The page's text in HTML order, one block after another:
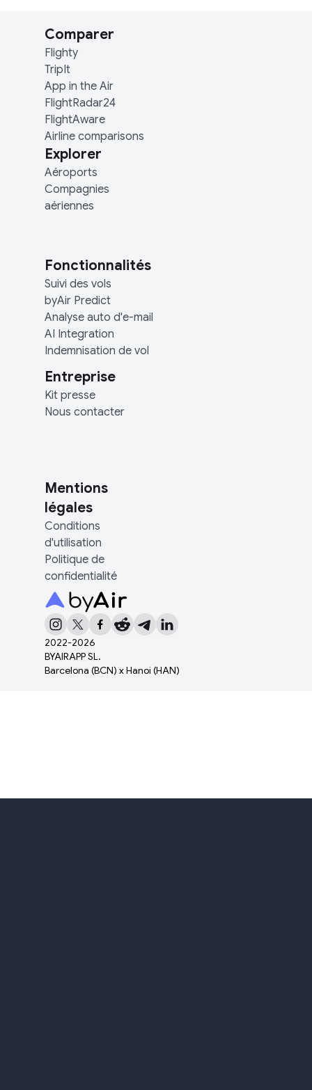
2022-2026
BYAIRAPP SL.
Barcelona (BCN) x Hanoi (HAN)
Comparer
Flighty
TripIt
App in the Air
FlightRadar24
FlightAware
Airline comparisons
Explorer
Aéroports
Compagnies
aériennes
Fonctionnalités
Suivi des vols
byAir Predict
Analyse auto d'e-mail
AI Integration
Indemnisation de vol
Entreprise
Kit presse
Nous contacter
Mentions
légales
Conditions
d'utilisation
Politique de
confidentialité